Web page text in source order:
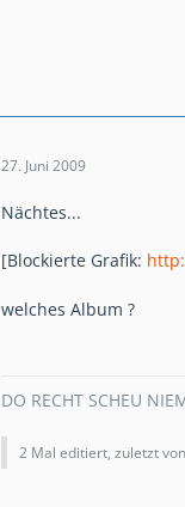
27. Juni 2009
Nächtes...
[Blockierte Grafik:
welches Album ?
DO RECHT SCHEU
2 Mal editiert, zuletzt von